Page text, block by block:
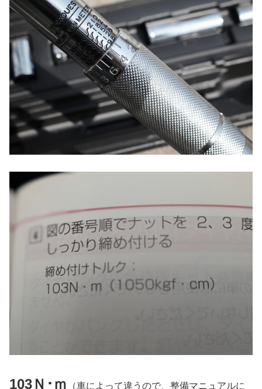
103Ｎ･ｍ
（車によって違うので、整備マニュアルに